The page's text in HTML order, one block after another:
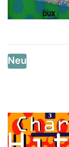
Neu